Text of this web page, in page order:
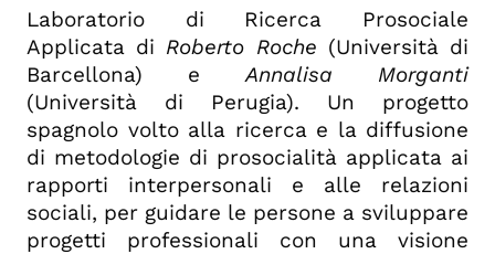
Laboratorio di Ricerca Prosociale
Applicata di Roberto Roche (Università di
Barcellona) eAnnalisa Morganti
(Università di Perugia). Un progetto
spagnolo volto alla ricerca e la diffusione
di metodologie di prosocialità applicata ai
rapporti interpersonali e alle relazioni
sociali, per guidare le persone a sviluppare
progetti professionali con una visione